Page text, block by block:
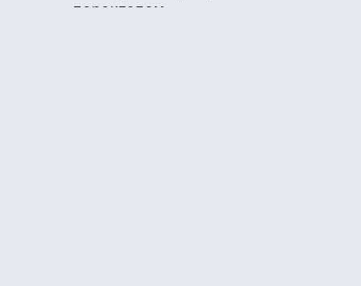
перекладом.